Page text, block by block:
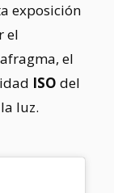
exposición
el
el
ISO del
luz.